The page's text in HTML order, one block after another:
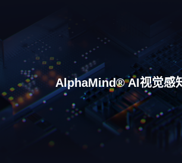
AlphaMind® AI视觉感